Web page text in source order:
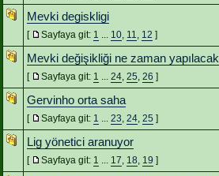
Mevki degiskligi
[ Sayfaya git: 1 ... 10, 11, 12 ]
Mevki değişikliği ne zaman yapılacak
[ Sayfaya git: 1 ... 24, 25, 26 ]
Gervinho orta saha
[ Sayfaya git: 1 ... 23, 24, 25 ]
Lig yönetici aranuyor
[ Sayfaya git: 1 ... 17, 18, 19 ]